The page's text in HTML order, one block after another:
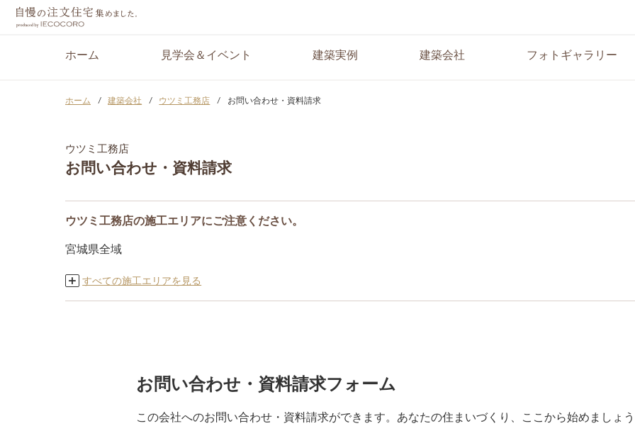
ホーム 見学会＆イベント 建築実例 建築会社 フォトギャラリー
ホーム 建築会社 ウツミ工務店 お問い合わせ・資料請求
ウツミ工務店
お問い合わせ・資料請求
ウツミ工務店の施工エリアにご注意ください。
宮城県全域
すべての施工エリアを見る
お問い合わせ・資料請求フォーム
この会社へのお問い合わせ・資料請求ができます。あなたの住まいづくり、ここから始めましょ